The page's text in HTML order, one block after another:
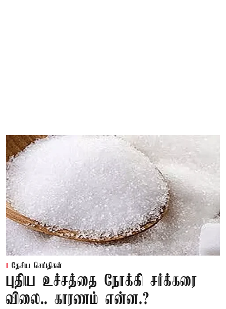
தேசிய செய்திகள்
புதிய உச்சத்தை நோக்கி சர்க்கரை
விலை.. காரணம் என்ன.?